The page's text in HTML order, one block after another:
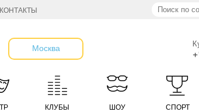
КОНТАКТЫ
Москва
КЛУБЫ ШОУ СПОРТ